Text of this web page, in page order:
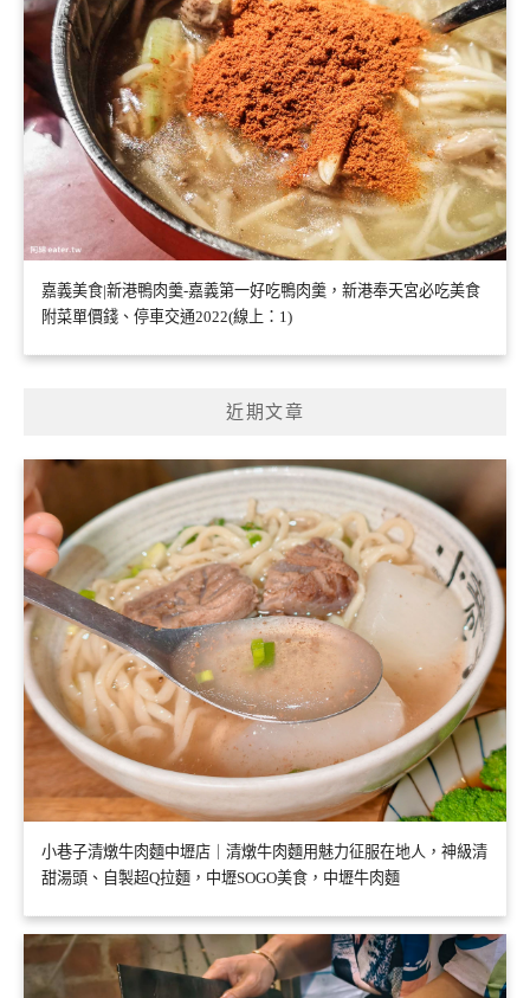
嘉義美食|新港鴨肉羹-嘉義第一好吃鴨肉羹，新港奉天宮必吃美食
附菜單價錢、停車交通2022(線上：1)
近期文章
小巷子清燉牛肉麵中壢店｜清燉牛肉麵用魅力征服在地人，神級清
甜湯頭、自製超Q拉麵，中壢SOGO美食，中壢牛肉麵